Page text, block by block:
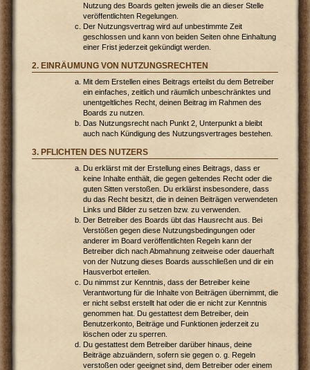
Nutzung des Boards gelten jeweils die an dieser Stelle
veröffentlichten Regelungen.
Der Nutzungsvertrag wird auf unbestimmte Zeit
geschlossen und kann von beiden Seiten ohne Einhaltung
einer Frist jederzeit gekündigt werden.
2. EINRÄUMUNG VON NUTZUNGSRECHTEN
Mit dem Erstellen eines Beitrags erteilst du dem Betreiber
ein einfaches, zeitlich und räumlich unbeschränktes und
unentgeltliches Recht, deinen Beitrag im Rahmen des
Boards zu nutzen.
Das Nutzungsrecht nach Punkt 2, Unterpunkt a bleibt
auch nach Kündigung des Nutzungsvertrages bestehen.
3. PFLICHTEN DES NUTZERS
Du erklärst mit der Erstellung eines Beitrags, dass er
keine Inhalte enthält, die gegen geltendes Recht oder die
guten Sitten verstoßen. Du erklärst insbesondere, dass
du das Recht besitzt, die in deinen Beiträgen verwendeten
Links und Bilder zu setzen bzw. zu verwenden.
Der Betreiber des Boards übt das Hausrecht aus. Bei
Verstößen gegen diese Nutzungsbedingungen oder
anderer im Board veröffentlichten Regeln kann der
Betreiber dich nach Abmahnung zeitweise oder dauerhaft
von der Nutzung dieses Boards ausschließen und dir ein
Hausverbot erteilen.
Du nimmst zur Kenntnis, dass der Betreiber keine
Verantwortung für die Inhalte von Beiträgen übernimmt, die
er nicht selbst erstellt hat oder die er nicht zur Kenntnis
genommen hat. Du gestattest dem Betreiber, dein
Benutzerkonto, Beiträge und Funktionen jederzeit zu
löschen oder zu sperren.
Du gestattest dem Betreiber darüber hinaus, deine
Beiträge abzuändern, sofern sie gegen o. g. Regeln
verstoßen oder geeignet sind, dem Betreiber oder einem